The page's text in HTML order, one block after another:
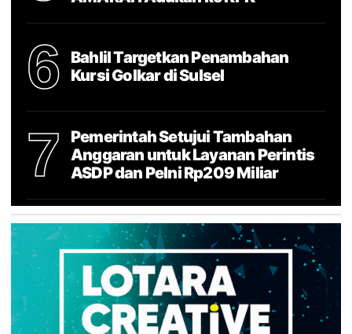
6
Bahlil Targetkan Penambahan
Kursi Golkar di Sulsel
7
Pemerintah Setujui Tambahan
Anggaran untuk Layanan Perintis
ASDP dan Pelni Rp209 Miliar